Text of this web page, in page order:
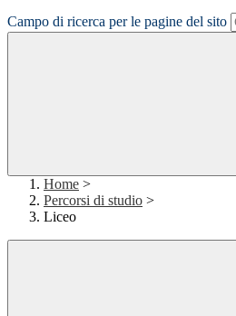
Campo di ricerca per le pagine del sito
Home >
Percorsi di studio >
Liceo